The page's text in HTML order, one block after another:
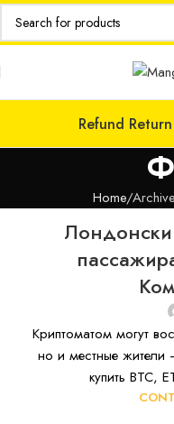
Refund
Home
Криптоматом могут
но и местные жители
купить BTC,